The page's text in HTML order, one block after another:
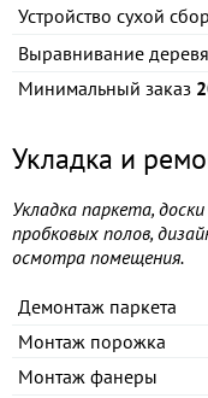
Устройство сухой
Выравнивание
Минимальный заказ
Укладка и
Укладка паркета,
пробковых полов,
осмотра помещения.
Демонтаж паркета
Монтаж порожка
Монтаж фанеры